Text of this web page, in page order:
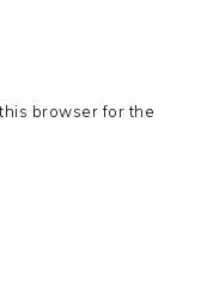
browser for the